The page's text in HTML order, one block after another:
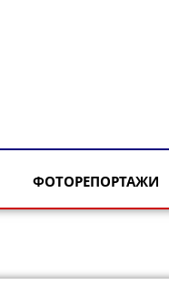
ФОТОРЕПОРТАЖИ